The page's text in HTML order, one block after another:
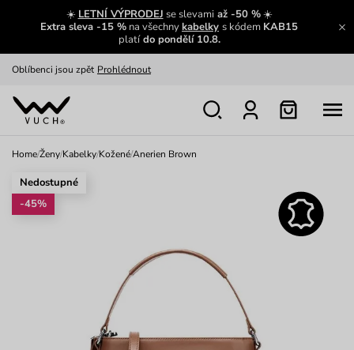
☀️ LETNÍ VÝPRODEJ se slevamiaž -50 %☀️
Extra sleva -15 % na všechnykabelky s kódem KAB15
platído pondělí 10.8.
Zajímavosti ze světa Vuch:
Zobrazit
Oblíbenci jsou zpět Prohlédnout
Nech se inspirovat
Home/Ženy/Kabelky/Kožené/Anerien Brown
Nedostupné
-45%